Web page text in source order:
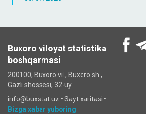
Buxoro viloyat statistika
boshqarmasi
200100, Buxoro vil., Buxoro sh.,
Gazli shossesi, 32-uy
info@buxstat.uz • Sayt xaritasi •
Bizga xabar yuboring